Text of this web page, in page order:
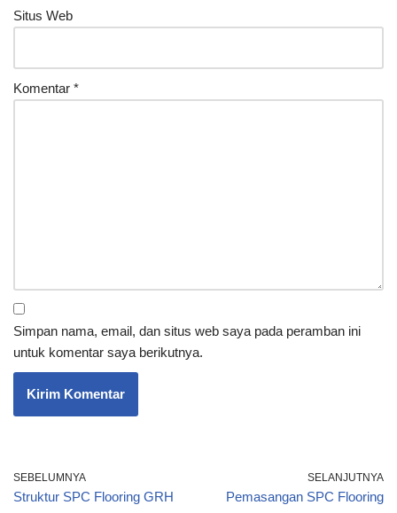
Situs Web
Komentar *
Simpan nama, email, dan situs web saya pada peramban ini
untuk komentar saya berikutnya.
SEBELUMNYA
Struktur SPC Flooring GRH
SELANJUTNYA
Pemasangan SPC Flooring